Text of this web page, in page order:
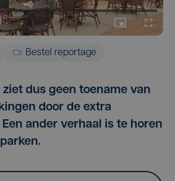
Bestel reportage
ziet dus geen toename van
door de extra
ander verhaal is te horen